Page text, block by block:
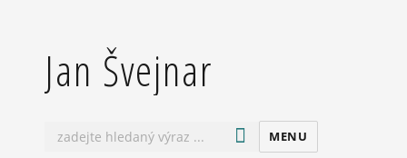
Jan Švejnar
MENU